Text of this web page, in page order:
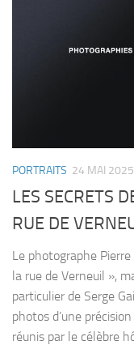
PORTRAITS 24 MAI 2025
LES SECRETS
RUE DE
Le photographe
la rue de Verneuil »,
particulier de Serge
photos d’une
réunis par le célèbre